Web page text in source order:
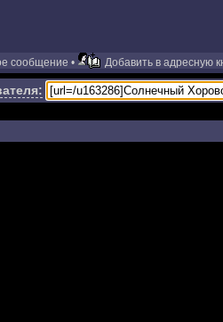
сообщение • Добавить в адресную